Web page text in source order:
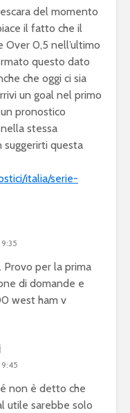
del momento
il fatto che il
0,5 nell’ultimo
questo dato
che oggi ci sia
un goal nel primo
pronostico
stessa
questa
italia/serie-
per la prima
di domande e
west ham v
non è detto che
utile sarebbe solo